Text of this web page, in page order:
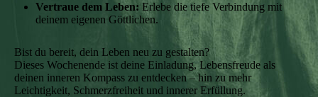
Vertraue dem Leben: Erlebe die tiefe Verbindung mit
deinem eigenen Göttlichen.
Bist du bereit, dein Leben neu zu gestalten?
Dieses Wochenende ist deine Einladung, Lebensfreude als
deinen inneren Kompass zu entdecken – hin zu mehr
Leichtigkeit, Schmerzfreiheit und innerer Erfüllung.